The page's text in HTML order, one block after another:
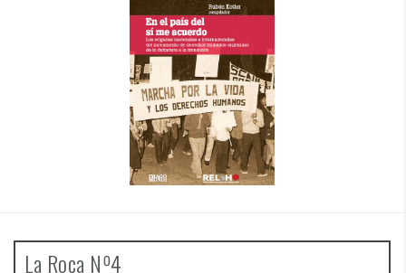
La Roca Nº4